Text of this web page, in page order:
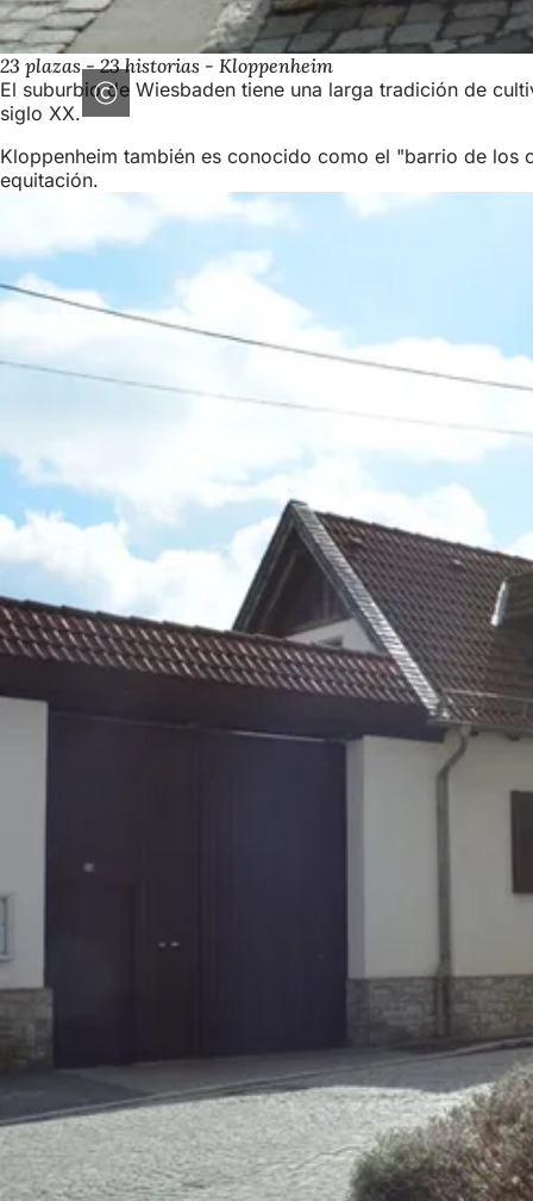
23 plazas - 23 historias - Kloppenheim
El suburbio de Wiesbaden tiene una larga tradición de
siglo XX.
Kloppenheim también es conocido como el "barrio de
equitación.